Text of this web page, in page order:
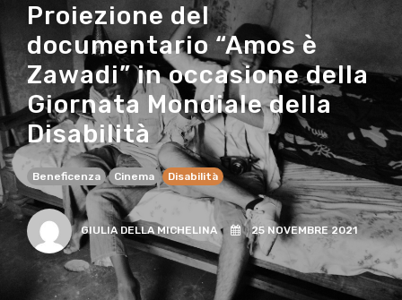
Proiezione del
documentario “Amos è
Zawadi” in occasione della
Giornata Mondiale della
Disabilità
Beneficenza Cinema Disabilità
GIULIA DELLA MICHELINA 25 NOVEMBRE 2021